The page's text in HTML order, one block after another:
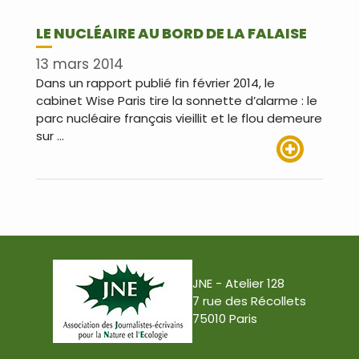
LE NUCLÉAIRE AU BORD DE LA FALAISE
13 mars 2014
Dans un rapport publié fin février 2014, le
cabinet Wise Paris tire la sonnette d’alarme : le
parc nucléaire français vieillit et le flou demeure
sur …
JNE - Atelier 128
7 rue des Récollets
75010 Paris